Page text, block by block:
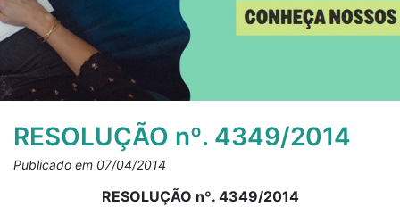
RESOLUÇÃO nº. 4349/2014
Publicado em 07/04/2014
RESOLUÇÃO nº. 4349/2014